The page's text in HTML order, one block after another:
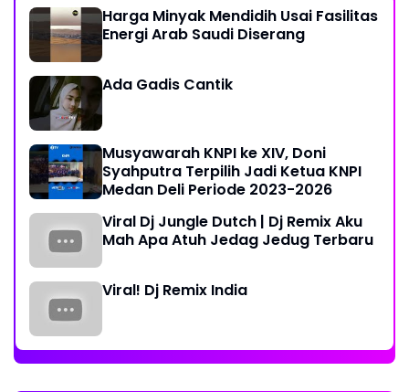
Harga Minyak Mendidih Usai Fasilitas
Energi Arab Saudi Diserang
Ada Gadis Cantik
Musyawarah KNPI ke XIV, Doni
Syahputra Terpilih Jadi Ketua KNPI
Medan Deli Periode 2023-2026
Viral Dj Jungle Dutch | Dj Remix Aku
Mah Apa Atuh Jedag Jedug Terbaru
Viral! Dj Remix India